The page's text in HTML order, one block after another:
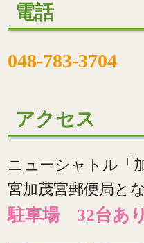
電話
048-783-3704
アクセス
ニューシャトル「
宮加茂宮郵便局と
駐車場 32台あり